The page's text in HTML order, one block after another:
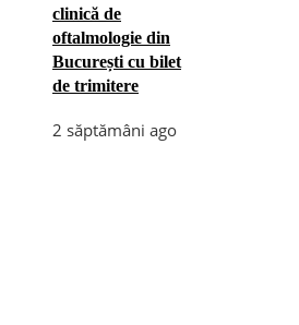
clinică de
oftalmologie din
București cu bilet
de trimitere
2 săptămâni ago